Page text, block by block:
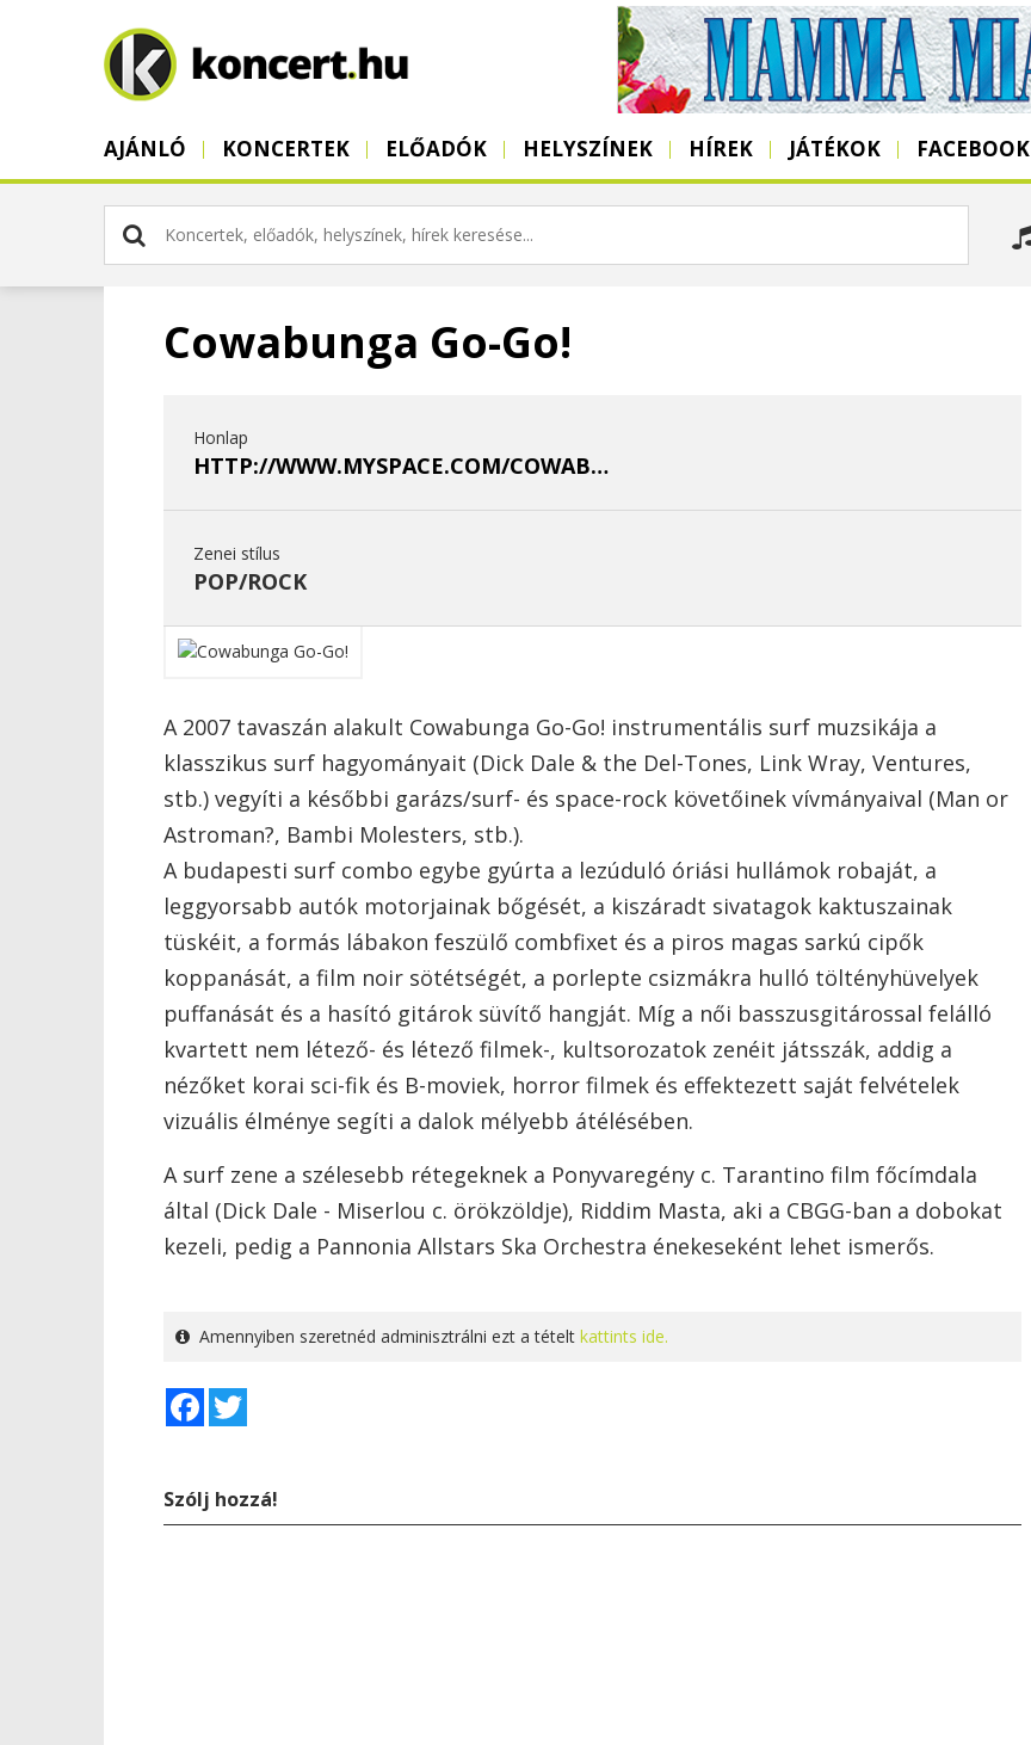
AJÁNLÓ KONCERTEK ELŐADÓK HELYSZÍNEK HÍREK JÁTÉKOK FACEBOOK
Cowabunga Go-Go!
Honlap
HTTP://WWW.MYSPACE.COM/COWABUNGAGOGO
Zenei stílus
POP/ROCK
A 2007 tavaszán alakult Cowabunga Go-Go! instrumentális surf muzsikája a
klasszikus surf hagyományait (Dick Dale & the Del-Tones, Link Wray, Ventures,
stb.) vegyíti a későbbi garázs/surf- és space-rock követőinek vívmányaival (Man or
Astroman?, Bambi Molesters, stb.).
A budapesti surf combo egybe gyúrta a lezúduló óriási hullámok robaját, a
leggyorsabb autók motorjainak bőgését, a kiszáradt sivatagok kaktuszainak
tüskéit, a formás lábakon feszülő combfixet és a piros magas sarkú cipők
koppanását, a film noir sötétségét, a porlepte csizmákra hulló töltényhüvelyek
puffanását és a hasító gitárok süvítő hangját. Míg a női basszusgitárossal felálló
kvartett nem létező- és létező filmek-, kultsorozatok zenéit játsszák, addig a
nézőket korai sci-fik és B-moviek, horror filmek és effektezett saját felvételek
vizuális élménye segíti a dalok mélyebb átélésében.
A surf zene a szélesebb rétegeknek a Ponyvaregény c. Tarantino film főcímdala
által (Dick Dale - Miserlou c. örökzöldje), Riddim Masta, aki a CBGG-ban a dobokat
kezeli, pedig a Pannonia Allstars Ska Orchestra énekeseként lehet ismerős.
Amennyiben szeretnéd adminisztrálni ezt a tételt kattints ide.
Facebook
Szólj hozzá!